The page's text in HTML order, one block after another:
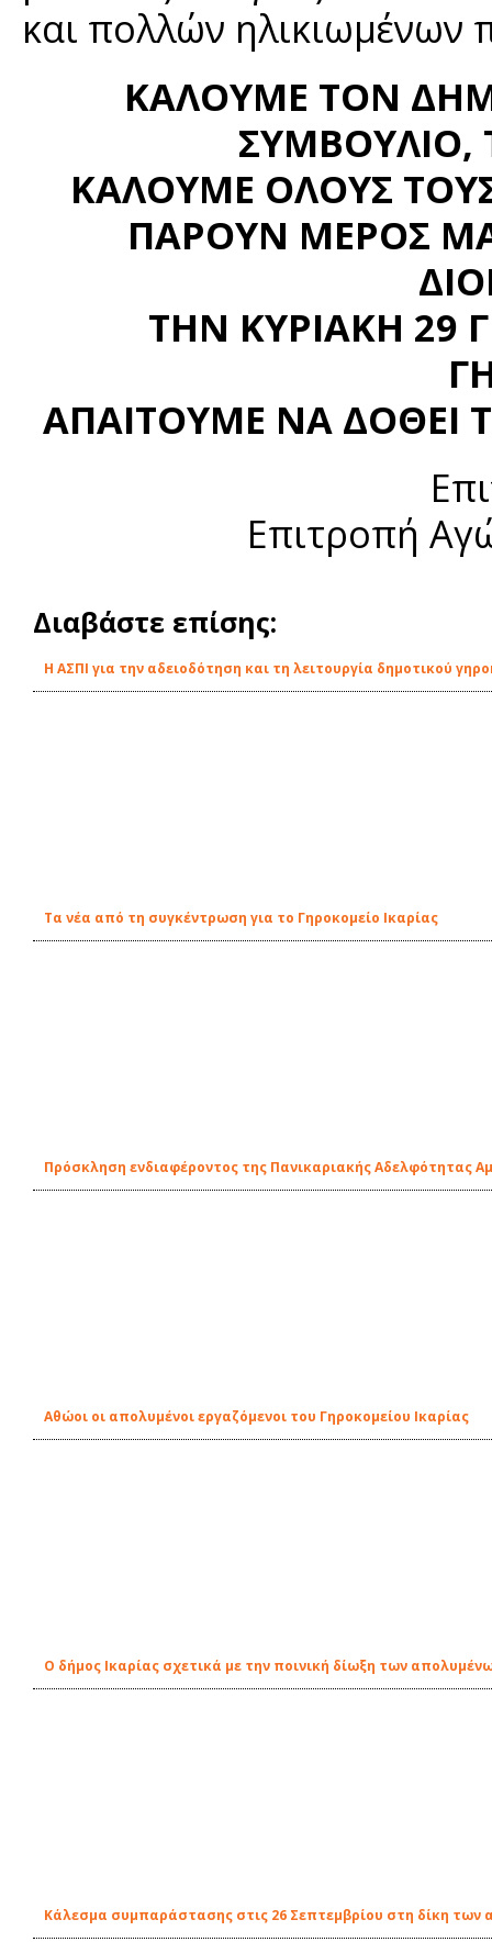
και πολλών ηλικιωμένων
ΚΑΛΟΥΜΕ ΤΟΝ
ΣΥΜΒΟΥΛΙΟ,
ΚΑΛΟΥΜΕ ΟΛΟΥΣ ΤΟΥΣ
ΠΑΡΟΥΝ ΜΕΡΟΣ
ΤΗΝ ΚΥΡΙΑΚΗ 29
ΑΠΑΙΤΟΥΜΕ ΝΑ ΔΟΘΕΙ
Επιτροπή
Διαβάστε επίσης:
Η ΑΣΠΙ για την αδειοδότηση και τη λειτουργία δημοτικού
Τα νέα από τη συγκέντρωση για το Γηροκομείο Ικαρίας
Πρόσκληση ενδιαφέροντος της Πανικαριακής Αδελφότητας
Αθώοι οι απολυμένοι εργαζόμενοι του Γηροκομείου Ικαρίας
O δήμος Ικαρίας σχετικά με την ποινική δίωξη των
Κάλεσμα συμπαράστασης στις 26 Σεπτεμβρίου στη δίκη των